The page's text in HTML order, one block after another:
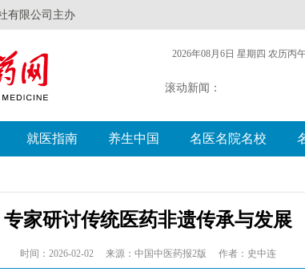
有限公司主办
2026年08月6日 星期四 农历丙
滚动新闻：
就医指南 养生中国 名医名院名校
专家研讨传统医药非遗传承与发展
时间：2026-02-02 来源：中国中医药报2版 作者：史中连